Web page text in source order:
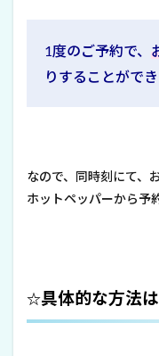
1度のご予約で、
りすることがで
なので、同時刻にて、
ホットペッパーから予
☆具体的な方法